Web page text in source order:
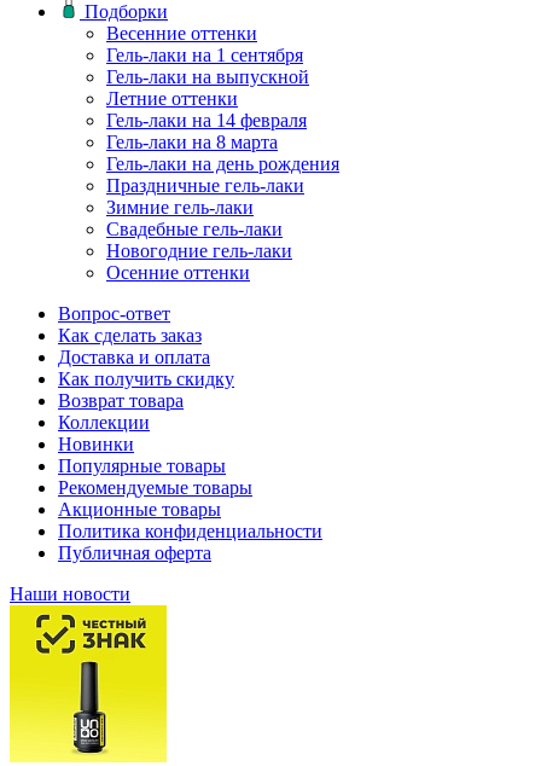
Подборки
Весенние оттенки
Гель-лаки на 1 сентября
Гель-лаки на выпускной
Летние оттенки
Гель-лаки на 14 февраля
Гель-лаки на 8 марта
Гель-лаки на день рождения
Праздничные гель-лаки
Зимние гель-лаки
Свадебные гель-лаки
Новогодние гель-лаки
Осенние оттенки
Вопрос-ответ
Как сделать заказ
Доставка и оплата
Как получить скидку
Возврат товара
Коллекции
Новинки
Популярные товары
Рекомендуемые товары
Акционные товары
Политика конфиденциальности
Публичная оферта
Наши новости